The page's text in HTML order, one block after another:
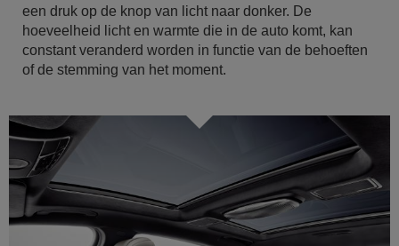
een druk op de knop van licht naar donker. De
hoeveelheid licht en warmte die in de auto komt, kan
constant veranderd worden in functie van de behoeften
of de stemming van het moment.